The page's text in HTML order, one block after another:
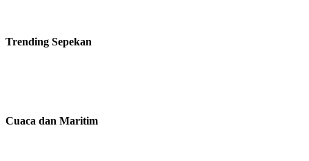
Trending Sepekan
Cuaca dan Maritim